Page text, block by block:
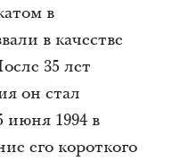
в
в качестве
35 лет
он стал
1994 в
его короткого